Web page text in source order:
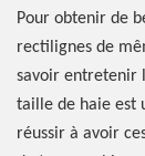
Pour obtenir de
rectilignes de
savoir entretenir
taille de haie est
réussir à avoir